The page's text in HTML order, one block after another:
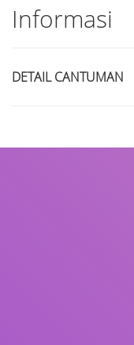
Informasi
DETAIL CANTUMAN